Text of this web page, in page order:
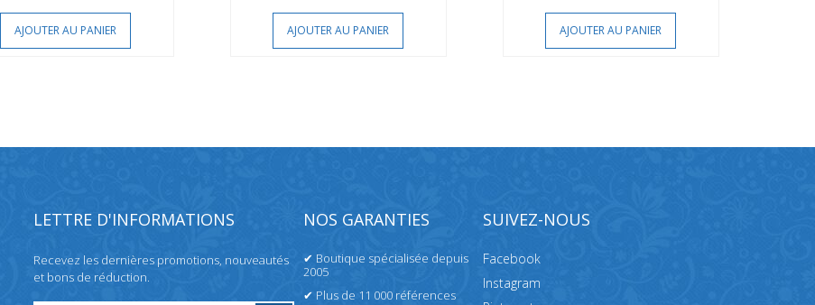
AJOUTER AU PANIER AJOUTER AU PANIER AJOUTER AU PANIER
LETTRE D'INFORMATIONS
Recevez les dernières promotions, nouveautés
et bons de réduction.
NOS GARANTIES
✔ Boutique spécialisée depuis
2005
✔ Plus de 11 000 références
SUIVEZ-NOUS
Facebook
Instagram